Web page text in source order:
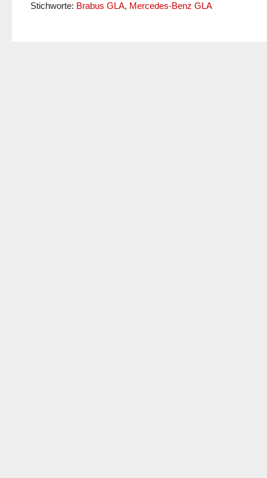
Stichworte: Brabus GLA, Mercedes-Benz GLA